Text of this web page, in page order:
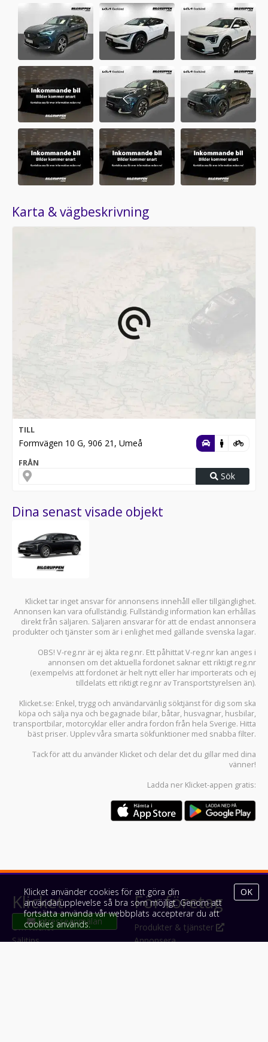
Karta & vägbeskrivning
TILL
Formvägen 10 G, 906 21, Umeå
FRÅN
Sök
Dina senast visade objekt
Klicket tar inget ansvar för annonsens innehåll eller tillgänglighet.
Annonsen kan vara ofullständig. Fullständig information kan erhållas
direkt från säljaren. Säljaren ansvarar för att de endast annonsera
produkter och tjänster som är i enlighet med gällande svenska lagar.
OBS! V-reg.nr är ej äkta reg.nr. Ett påhittat V-reg.nr kan anges i
annonsen om det aktuella fordonet saknar ett riktigt reg.nr
(exempelvis att fordonet är helt nytt eller har importerats och ej
tilldelats ett riktigt reg.nr av Transportstyrelsen än).
Klicket.se: Enkel, trygg och användarvänlig söktjänst för dig som ska
köpa och sälja nya och begagnade bilar, båtar, husvagnar, husbilar,
transportbilar, motorcyklar eller andra fordon från hela Sverige. Hitta
bäst priser. Upplev våra smarta sökfunktioner med snabba filter.
Tack för att du använder Klicket och delar det du gillar med dina
vänner!
Ladda ner Klicket-appen gratis:
Klicket
Om Klicket
Säljtips
För företag
Produkter & tjänster
Annonsera
Klicket använder cookies för att göra din
användarupplevelse så bra som möjligt. Genom att
fortsätta använda vår webbplats accepterar du att
cookies används.
OK